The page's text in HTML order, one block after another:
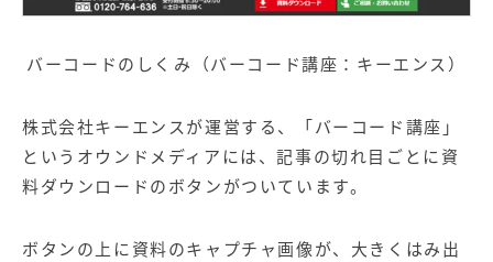
バーコードのしくみ（バーコード講座：キーエンス）
株式会社キーエンスが運営する、「バーコード講座」
という オウンドメディア には、記事の切れ目ごとに資
料ダウンロードのボタンがついています。
ボタンの上に資料のキャプチャ画像が、大きくはみ出